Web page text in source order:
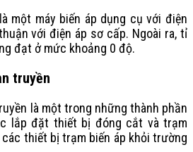
một máy biến áp dụng cụ với điện
với điện áp sơ cấp. Ngoài ra, tỉ
đạt ở mức khoảng 0 độ.
truyền
là một trong những thành phần
lắp đặt thiết bị đóng cắt và trạm
các thiết bị trạm biến áp khỏi trường